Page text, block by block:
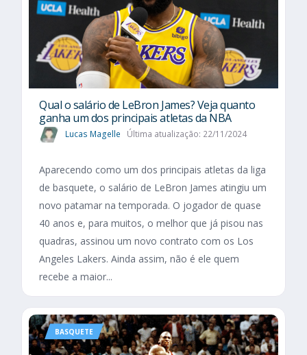
Qual o salário de LeBron James? Veja quanto
ganha um dos principais atletas da NBA
Lucas Magelle Última atualização: 22/11/2024
Aparecendo como um dos principais atletas da liga
de basquete, o salário de LeBron James atingiu um
novo patamar na temporada. O jogador de quase
40 anos e, para muitos, o melhor que já pisou nas
quadras, assinou um novo contrato com os Los
Angeles Lakers. Ainda assim, não é ele quem
recebe a maior...
BASQUETE